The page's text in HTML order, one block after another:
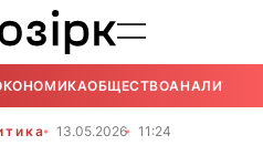
ОБЩЕСТВОАНАЛИТИКА
13.05.2026 11:24